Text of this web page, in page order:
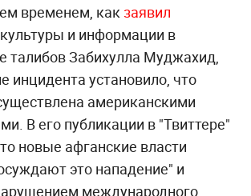
временем, как заявил
и информации в
талибов Забихулла Муджахид,
инцидента установило, что
американскими
В его публикации в "Твиттере"
новые афганские власти
это нападение" и
международного